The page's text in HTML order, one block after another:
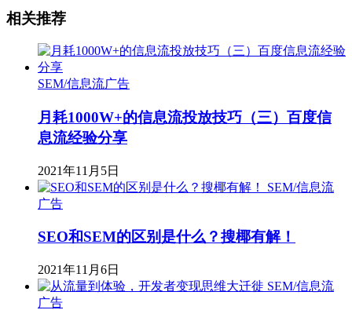
相关推荐
SEM/信息流广告
月耗1000W+的信息流投放技巧（三）百度信
息流经验分享
2021年11月5日
SEM/信息流
广告
​SEO和SEM的区别是什么？搜椰有解！
2021年11月6日
SEM/信息流
广告